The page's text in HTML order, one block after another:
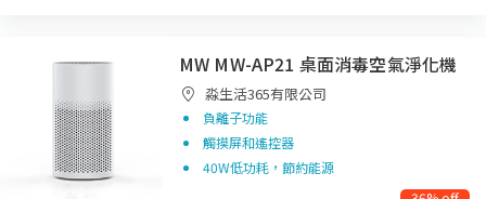
MW MW-AP21 桌面消毒空氣淨化機
淼生活365有限公司
負離子功能
觸摸屏和遙控器
40W低功耗，節約能源